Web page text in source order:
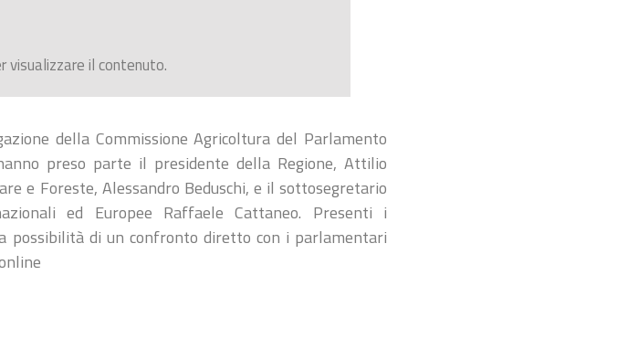
visualizzare il contenuto.
della Commissione Agricoltura del Parlamento
preso parte il presidente della Regione, Attilio
e Foreste, Alessandro Beduschi, e il sottosegretario
ed Europee Raffaele Cattaneo. Presenti i
possibilità di un confronto diretto con i parlamentari